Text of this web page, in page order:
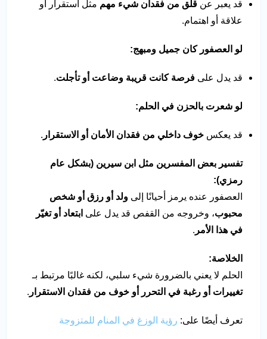
قد يعبر عن قلق من فقدان شيء مهم مثل استقرار أو
علاقة أو اهتمام.
لو العصفور كان جميل ومبهج:
قد يدل على فرصة كانت قريبة وضاعت أو تأجلت.
لو شعرت بالحزن في الحلم:
قد يعكس خوف داخلي من فقدان الأمان أو الاستقرار .
تفسير بعض المفسرين مثل ابن سيرين (بشكل عام
رمزي):
العصفور عنده يرمز أحيانًا إلى ولد أو رزق أو شخص
محبوب، وخروجه من القفص قد يدل على ابتعاد أو تغيّر
في هذا الأمر .
الخلاصة:
الحلم لا يعني بالضرورة شيء سلبي، لكنه غالبًا مرتبط بـ
تغييرات أو رغبة في التحرر أو خوف من فقدان الاستقرار .
تعرف أيضًا على: رؤية الوزغ في المنام للمتزوجة